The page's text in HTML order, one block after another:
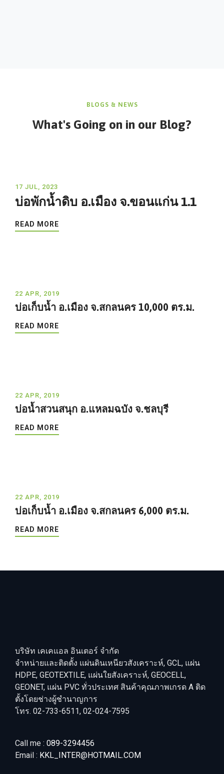
BLOGS & NEWS
What's Going on in our Blog?
17 JUL, 2023
บ่อพักน้ำดิบ อ.เมือง จ.ขอนแก่น 1.1
READ MORE
22 APR, 2019
บ่อเก็บน้ำ อ.เมือง จ.สกลนคร 10,000 ตร.ม.
READ MORE
22 APR, 2019
บ่อน้ำสวนสนุก อ.แหลมฉบัง จ.ชลบุรี
READ MORE
22 APR, 2019
บ่อเก็บน้ำ อ.เมือง จ.สกลนคร 6,000 ตร.ม.
READ MORE
บริษัท เคเคแอล อินเตอร์ จำกัด
จำหน่ายและติดตั้ง แผ่นดินเหนียวสังเคราะห์, GCL, แผ่น
HDPE, GEOTEXTILE, แผ่นใยสังเคราะห์, GEOCELL,
GEONET, แผ่น PVC ทั่วประเทศ สินค้าคุณภาพเกรด A ติด
ตั้งโดยช่างผู้ชำนาญการ
โทร. 02-733-6511, 02-024-7595
Call me : 089-3294456
Email : KKL_INTER@HOTMAIL.COM